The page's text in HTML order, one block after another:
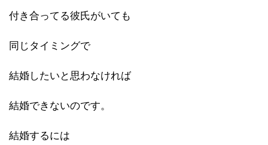
付き合ってる彼氏がいても
同じタイミングで
結婚したいと思わなければ
結婚できないのです。
結婚するには